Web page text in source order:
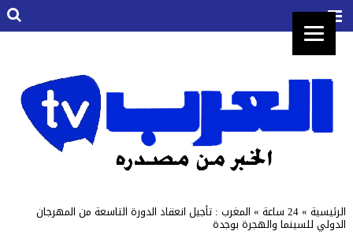
الرئيسية »24 ساعة »المغرب : تأجيل انعقاد الدورة التاسعة من المهرجان
الدولي للسينما والهجرة بوجدة